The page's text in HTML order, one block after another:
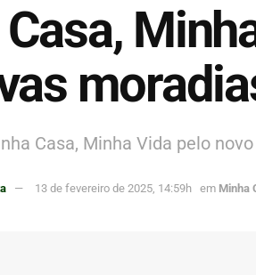
Casa, Minha Vida pelo novo
13 de fevereiro de 2025, 14:59h em Minha